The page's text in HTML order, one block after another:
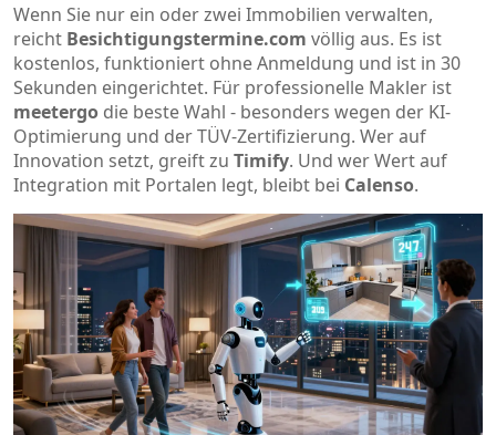
Wenn Sie nur ein oder zwei Immobilien verwalten,
reicht Besichtigungstermine.com völlig aus. Es ist
kostenlos, funktioniert ohne Anmeldung und ist in 30
Sekunden eingerichtet. Für professionelle Makler ist
meetergo die beste Wahl - besonders wegen der KI-
Optimierung und der TÜV-Zertifizierung. Wer auf
Innovation setzt, greift zu Timify. Und wer Wert auf
Integration mit Portalen legt, bleibt bei Calenso.